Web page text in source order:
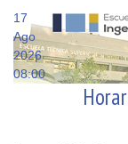
17
Ago
2026
08:00